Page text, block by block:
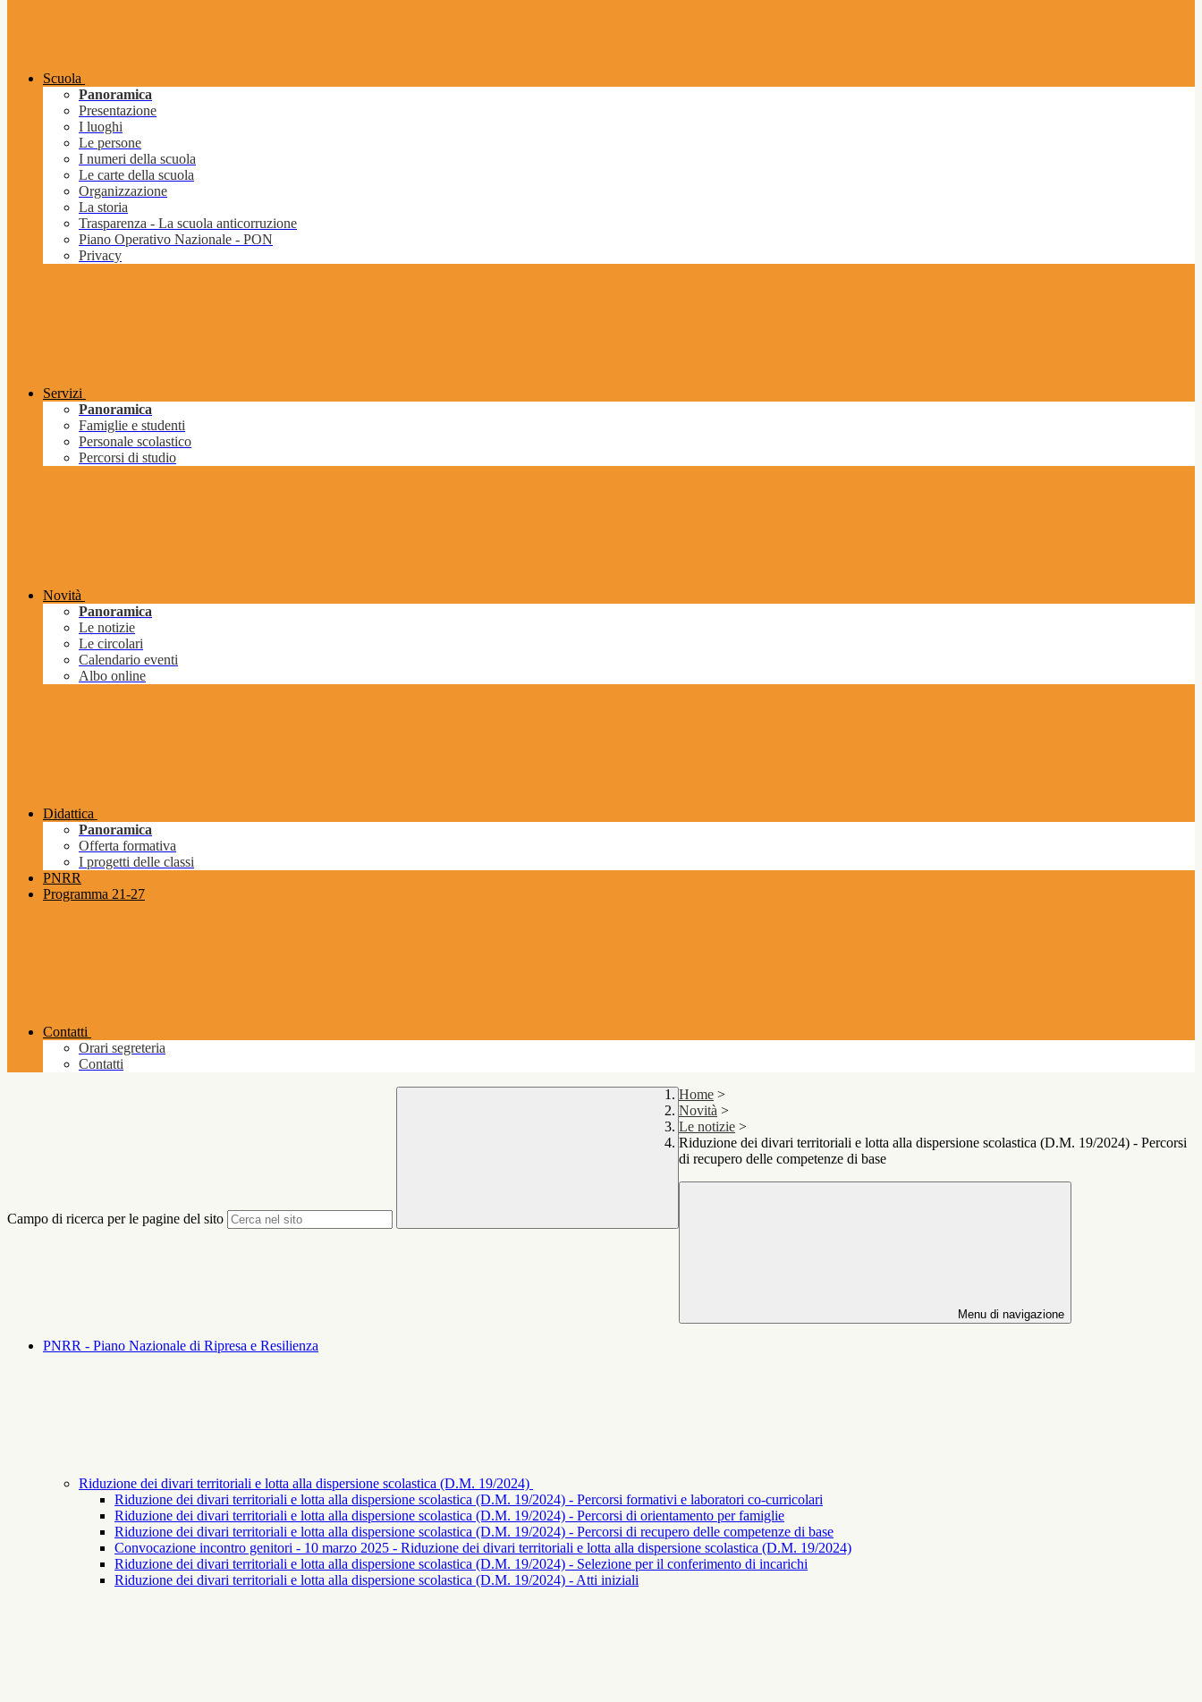
Scuola
Panoramica
Presentazione
I luoghi
Le persone
I numeri della scuola
Le carte della scuola
Organizzazione
La storia
Trasparenza - La scuola anticorruzione
Piano Operativo Nazionale - PON
Privacy
Servizi
Panoramica
Famiglie e studenti
Personale scolastico
Percorsi di studio
Novità
Panoramica
Le notizie
Le circolari
Calendario eventi
Albo online
Didattica
Panoramica
Offerta formativa
I progetti delle classi
PNRR
Programma 21-27
Contatti
Orari segreteria
Contatti
Campo di ricerca per le pagine del sito
Home >
Novità >
Le notizie >
Riduzione dei divari territoriali e lotta alla dispersione scolastica (D.M. 19/2024) - Percorsi
di recupero delle competenze di base
Menu di navigazione
PNRR - Piano Nazionale di Ripresa e Resilienza
Riduzione dei divari territoriali e lotta alla dispersione scolastica (D.M. 19/2024)
Riduzione dei divari territoriali e lotta alla dispersione scolastica (D.M. 19/2024) - Percorsi formativi e laboratori co-curricolari
Riduzione dei divari territoriali e lotta alla dispersione scolastica (D.M. 19/2024) - Percorsi di orientamento per famiglie
Riduzione dei divari territoriali e lotta alla dispersione scolastica (D.M. 19/2024) - Percorsi di recupero delle competenze di base
Convocazione incontro genitori - 10 marzo 2025 - Riduzione dei divari territoriali e lotta alla dispersione scolastica (D.M. 19/2024)
Riduzione dei divari territoriali e lotta alla dispersione scolastica (D.M. 19/2024) - Selezione per il conferimento di incarichi
Riduzione dei divari territoriali e lotta alla dispersione scolastica (D.M. 19/2024) - Atti iniziali